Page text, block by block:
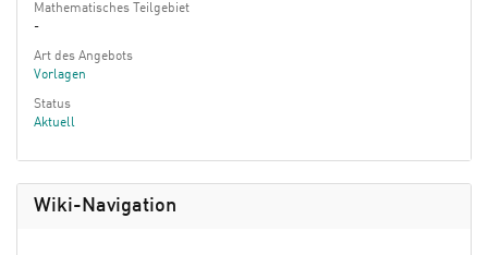
Mathematisches Teilgebiet
-
Art des Angebots
Vorlagen
Status
Aktuell
Wiki-Navigation